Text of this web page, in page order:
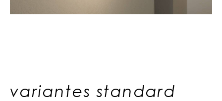
variantes standard